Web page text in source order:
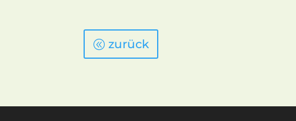
zurück